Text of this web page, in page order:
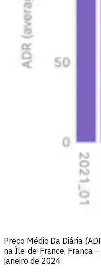
Preço Médio Da Diária
na Île-de-France, França
janeiro de 2024